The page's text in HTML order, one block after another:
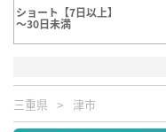
ショート【7日以上】
～30日未満
三重県 津市